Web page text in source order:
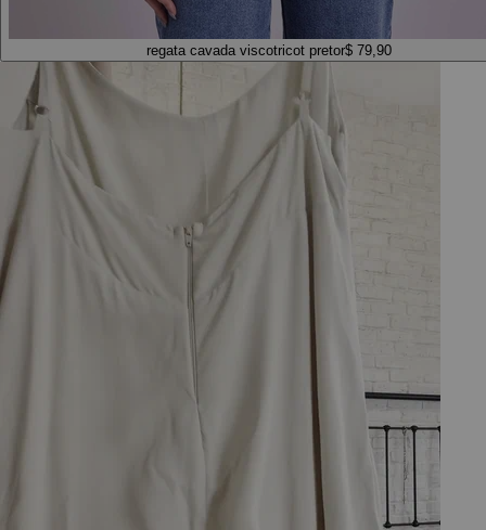
regata cavada viscotricot pretor$ 79,90